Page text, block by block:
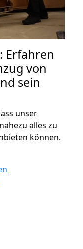
Erfahren
von
sein
unser
alles zu
können.